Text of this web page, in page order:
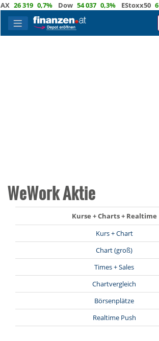
26 319 0,7% Dow 54 037 0,3% EStoxx50 6 524
WeWork Aktie
Kurse + Charts + Realtime
Kurs + Chart
Chart (groß)
Times + Sales
Chartvergleich
Börsenplätze
Realtime Push